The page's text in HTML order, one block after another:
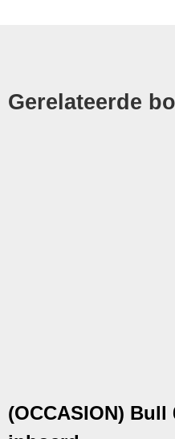
Gerelateerde
(OCCASION) Bull